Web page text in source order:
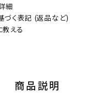
細
づく表記 (返品など)
える
商品説明